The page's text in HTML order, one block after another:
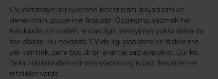
CV, potansiyel bir işverene becerilerini, başarılarını ve
deneyimini gösterme fırsatıdır. Özgeçmiş yazmak her
halükarda zor olabilir, ancak ilgili deneyimin yoksa daha da
zor olabilir. Bu noktada, CV’de ilgi alanlarına ve hobilerine
yer vermek, sana büyük bir avantaj sağlayacaktır. Çünkü
farklı hobilerinden edinmiş olabileceğin bazı beceriler ve
nitelikler vardır.